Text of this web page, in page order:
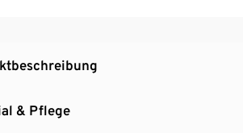
& Pflege